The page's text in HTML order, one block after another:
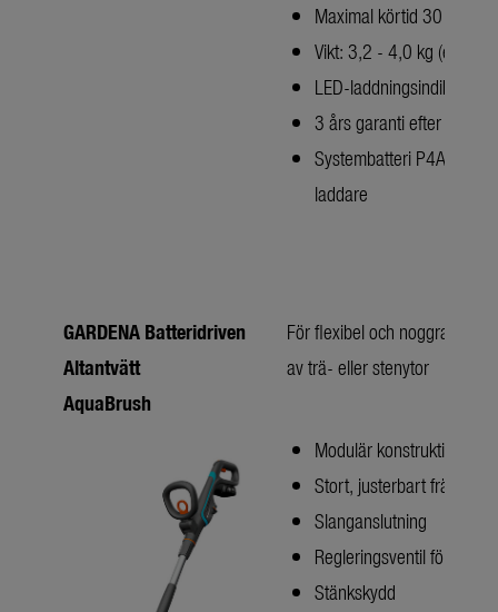
Maximal körtid 30
Vikt: 3,2 - 4,0 kg (exkl.
LED-laddningsindikator
3 års garanti efter
Systembatteri P4A PBA
laddare
GARDENA Batteridriven
Altantvätt
AquaBrush
För flexibel och noggrann
av trä- eller stenytor
Modulär konstruktion
Stort, justerbart främre
Slanganslutning
Regleringsventil för
Stänkskydd